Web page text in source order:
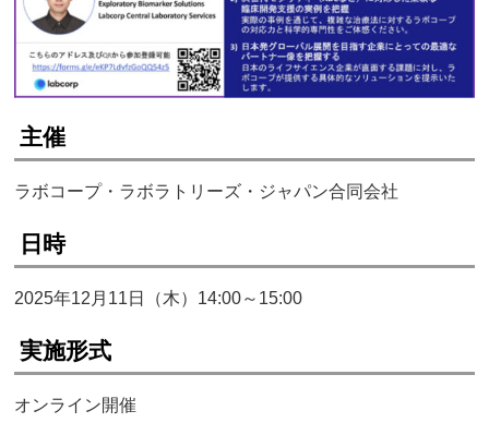
主催
ラボコープ・ラボラトリーズ・ジャパン合同会社
日時
2025年12月11日（木）14:00～15:00
実施形式
オンライン開催